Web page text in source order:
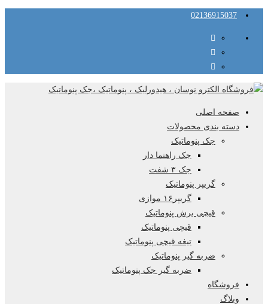
02136915037
صفحه اصلی
دسته بندی محصولات
جک پنوماتیک
جک راهنما دار
جک ۳ شفت
گریپر پنوماتیک
گریپر۱۶ موازی
قیچی برش پنوماتیک
قیچی پنوماتیک
تیغه قیچی پنوماتیک
ضربه گیر پنوماتیک
ضربه گیر جک پنوماتیک
فروشگاه
وبلاگ